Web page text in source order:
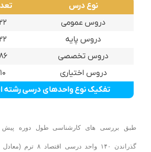
نوع درس
تفکیک نوع واحدهای درسی رشته
دروس عمومی
۲۲
دروس پایه
۲۲
دروس تخصصی
۸۶
دروس اختیاری
۱۰ واحد
طبق بررسی های کارشناسی طول دوره پیش